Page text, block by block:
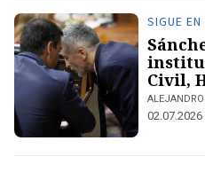
SIGUE
Civil,
02.07.2026